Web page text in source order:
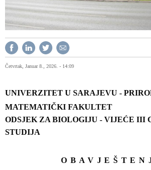
Četvrtak, Januar 8., 2026. - 14:09
UNIVERZITET U SARAJEVU -
MATEMATIČKI FAKULTET
ODSJEK ZA BIOLOGIJU - VIJEĆE III
STUDIJA